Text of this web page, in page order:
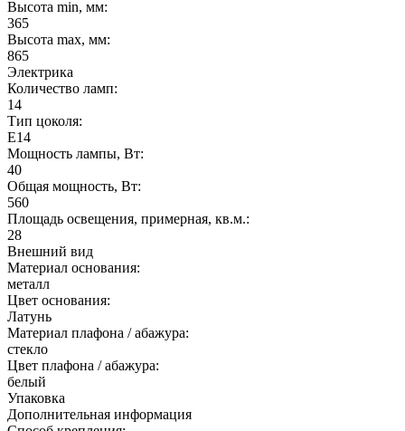
Высота min, мм:
365
Высота max, мм:
865
Электрика
Количество ламп:
14
Тип цоколя:
E14
Мощность лампы, Вт:
40
Общая мощность, Вт:
560
Площадь освещения, примерная, кв.м.:
28
Внешний вид
Материал основания:
металл
Цвет основания:
Латунь
Материал плафона / абажура:
стекло
Цвет плафона / абажура:
белый
Упаковка
Дополнительная информация